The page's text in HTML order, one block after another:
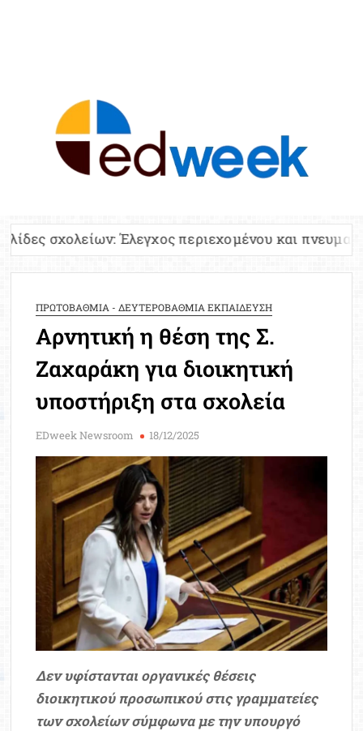
Έλεγχος περιεχομένου και πνευματικών
ΠΡΩΤΟΒΑΘΜΙΑ - ΔΕΥΤΕΡΟΒΑΘΜΙΑ ΕΚΠΑΙΔΕΥΣΗ
Αρνητική η θέση της Σ.
Ζαχαράκη για διοικητική
υποστήριξη στα σχολεία
EDweek Newsroom 18/12/2025
Δεν υφίστανται οργανικές θέσεις
διοικητικού προσωπικού στις γραμματείες
των σχολείων σύμφωνα με την υπουργό